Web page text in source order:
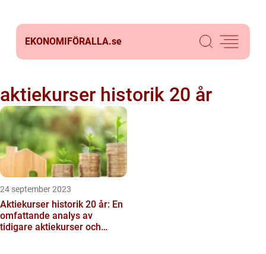
EKONOMIFÖRALLA.se
aktiekurser historik 20 år
24 september 2023
Aktiekurser historik 20 år: En
omfattande analys av
tidigare aktiekurser och